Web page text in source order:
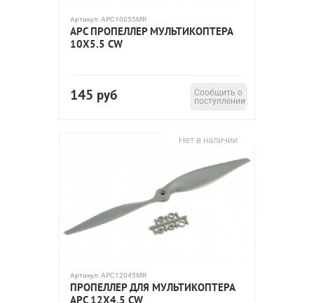
Артикул:APC10055MR
APC ПРОПЕЛЛЕР МУЛЬТИКОПТЕРА
10X5.5 CW
145 руб
Сообщить о
поступлении
Нет в наличии
Артикул:APC12045MR
ПРОПЕЛЛЕР ДЛЯ МУЛЬТИКОПТЕРА
APC 12X4.5 CW